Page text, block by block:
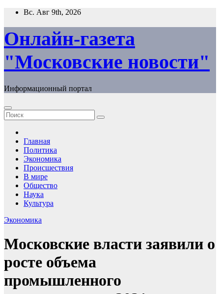
Перейти
содержимому
Вс. Авг 9th, 2026
Онлайн-газета
"Московские новости"
Информационный портал
Главная
Политика
Экономика
Происшествия
В мире
Общество
Наука
Культура
Экономика
Московские власти заявили о
росте объема
промышленного